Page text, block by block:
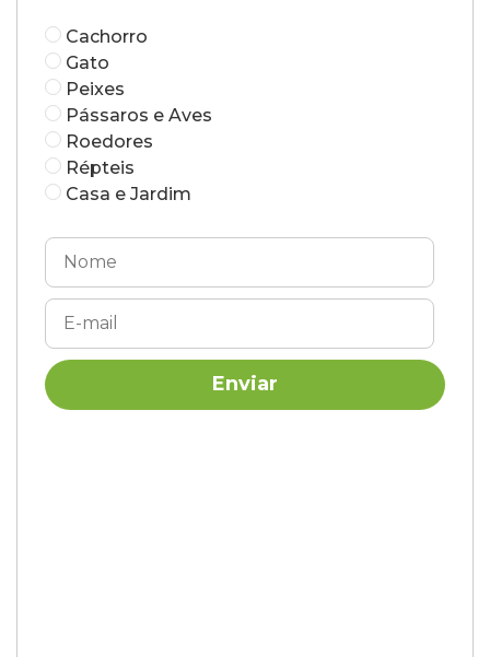
Cachorro
Gato
Peixes
Pássaros e Aves
Roedores
Répteis
Casa e Jardim